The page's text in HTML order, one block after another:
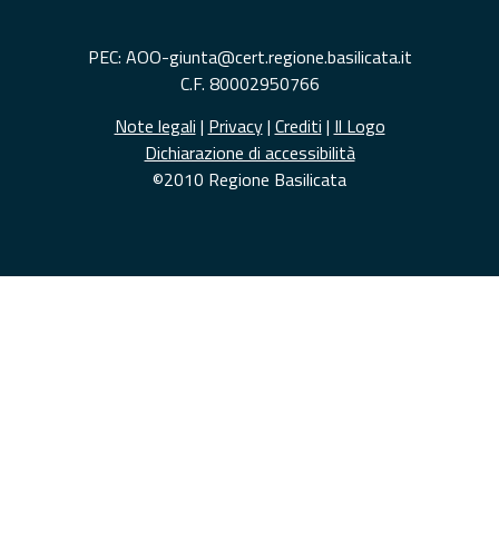
PEC: AOO-giunta@cert.regione.basilicata.it
C.F. 80002950766
Note legali | Privacy| Crediti | Il Logo
Dichiarazione di accessibilità
©2010 Regione Basilicata